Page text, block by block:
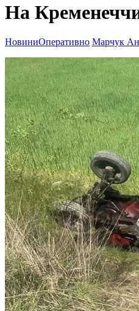
На
НовиниОперативно Марчук